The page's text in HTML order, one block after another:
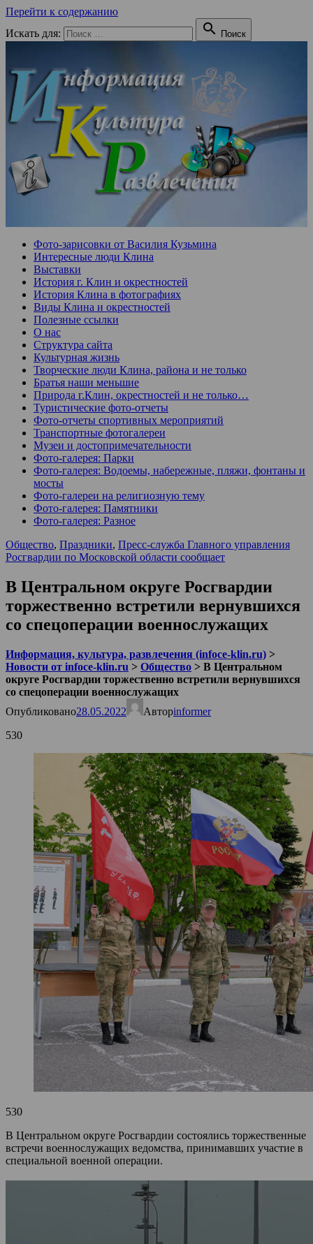
Перейти к содержанию
Искать для:
 Поиск
Фото-зарисовки от Василия Кузьмина
Интересные люди Клина
Выставки
История г. Клин и окрестностей
История Клина в фотографиях
Виды Клина и окрестностей
Полезные ссылки
О нас
Структура сайта
Культурная жизнь
Творческие люди Клина, района и не только
Братья наши меньшие
Природа г.Клин, окрестностей и не только…
Туристические фото-отчеты
Фото-отчеты спортивных мероприятий
Транспортные фотогалереи
Музеи и достопримечательности
Фото-галерея: Парки
Фото-галерея: Водоемы, набережные, пляжи, фонтаны и
мосты
Фото-галереи на религиозную тему
Фото-галерея: Памятники
Фото-галерея: Разное
Общество, Праздники, Пресс-служба Главного управления
Росгвардии по Московской области сообщает
В Центральном округе Росгвардии
торжественно встретили вернувшихся
со спецоперации военнослужащих
Информация, культура, развлечения (infoce-klin.ru) >
Новости от infoce-klin.ru > Общество > В Центральном
округе Росгвардии торжественно встретили вернувшихся
со спецоперации военнослужащих
Опубликовано28.05.2022 Авторinformer
530
530
В Центральном округе Росгвардии состоялись торжественные
встречи военнослужащих ведомства, принимавших участие в
специальной военной операции.